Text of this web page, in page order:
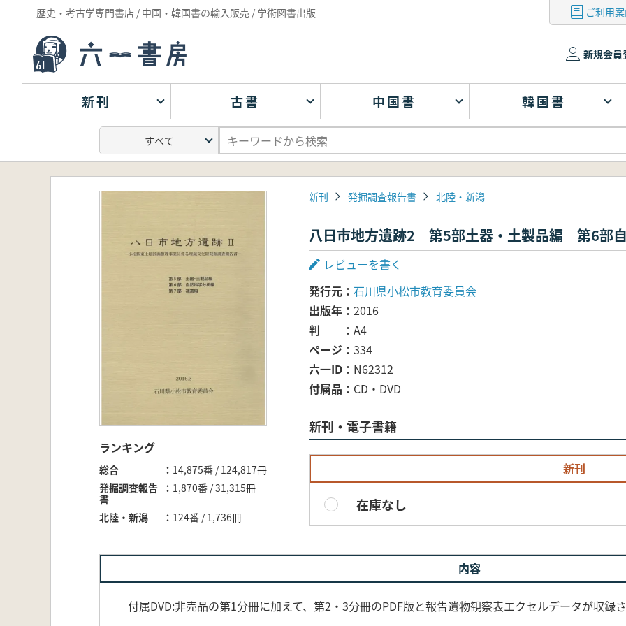
歴史・考古学専門書店 / 中国・韓国書の輸入販売 / 学術図書出版 ご利用
新規会員
新刊 古書 中国書 韓国書
ランキング
総合
14,875番 / 124,817冊
発掘調査報告
書
1,870番 / 31,315冊
北陸・新潟 124番 / 1,736冊
新刊 発掘調査報告書 北陸・新潟
八日市地方遺跡2 第5部土器・土製品編 第6部
レビューを書く
発行元
石川県小松市教育委員会
出版年
2016
判
A4
ページ
334
六一ID
N62312
付属品
CD・DVD
新刊・電子書籍
新刊
在庫なし
内容
付属DVD:非売品の第1分冊に加えて、第2・3分冊のPDF版と報告遺物観察表エクセルデータが収録